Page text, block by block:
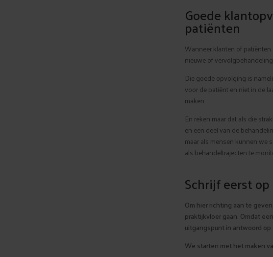
Goede
patiënten
Wanneer klanten of
nieuwe of
Die goede opvolging is
voor de patiënt en niet in de
maken.
En reken maar dat als die
en een deel van de
maar als mensen kunnen
als behandeltrajecten te
Schrijf eerst
Om hier richting aan te
praktijkvloer gaan. Omdat
uitgangspunt in antwoord op
We starten met het maken